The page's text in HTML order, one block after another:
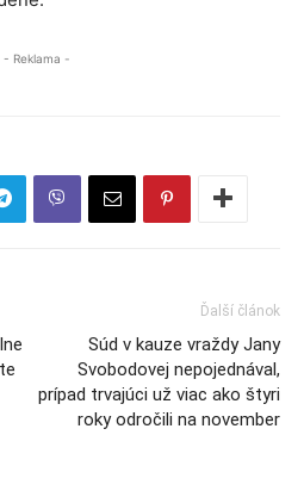
- Reklama -
Ďalší článok
Súd v kauze vraždy Jany
Svobodovej nepojednával,
prípad trvajúci už viac ako štyri
roky odročili na november